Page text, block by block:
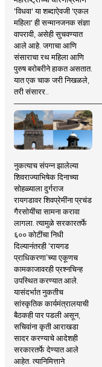
'विधवा' या शब्दाऐवजी 'एकल
महिला' ही सन्मानजनक संज्ञा
वापरावी, असेही सुचवण्यात
आले आहे. जगाचा आणि
संसाराचा रथ महिला आणि
पुरुष बरोबरीने हाकत असतात.
यात एक चाक जरी निखळले,
तरी संसारर..
नुकत्याच संपन्न झालेल्या
शिवराज्याभिषेक दिनाच्या
सोहळ्याला दुर्गराज
रायगडावर शिवप्रेमींना प्रचंड
गैरसोयींचा सामना करावा
लागला. त्यामुळे सरकारतर्फे
६०० कोटींचा निधी
दिल्यानंतरही ‘रायगड
प्राधिकरणा’च्या एकूणच
कामकाजावरही प्रश्नचिन्ह
उपस्थित करण्यात आले.
यासंदर्भात नुकतीच
सांस्कृतिक कार्यमंत्रालयाची
बैठकही पार पडली असून,
सचिवांना कृती आराखडा
सादर करण्याचे आदेशही
सरकारतर्फे देण्यात आले
आहेत. त्यानिमित्ताने